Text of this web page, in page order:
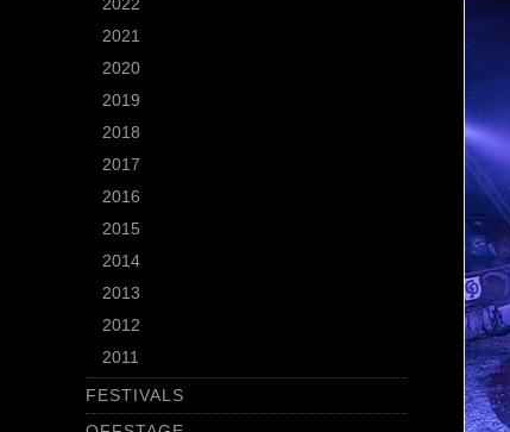
2021
2020
2019
2018
2017
2016
2015
2014
2013
2012
2011
FESTIVALS